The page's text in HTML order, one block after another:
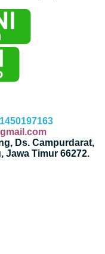
Ds. Campurdarat,
Jawa Timur 66272.